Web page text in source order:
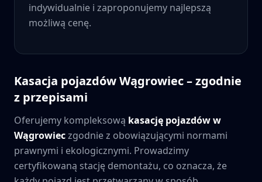
indywidualnie i zaproponujemy najlepszą
możliwą cenę.
Kasacja pojazdówWągrowiec– zgodnie
z przepisami
Oferujemy kompleksową kasację pojazdów w
Wągrowieczgodnie z obowiązującymi normami
prawnymi i ekologicznymi. Prowadzimy
certyfikowaną stację demontażu, co oznacza, że